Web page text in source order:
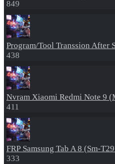
849
Program/Tool Transsion After Sales Tool V1.5.1
438
Nvram Xiaomi Redmi Note 9 (Merlin)
411
FRP Samsung Tab A 8 (Sm-
333